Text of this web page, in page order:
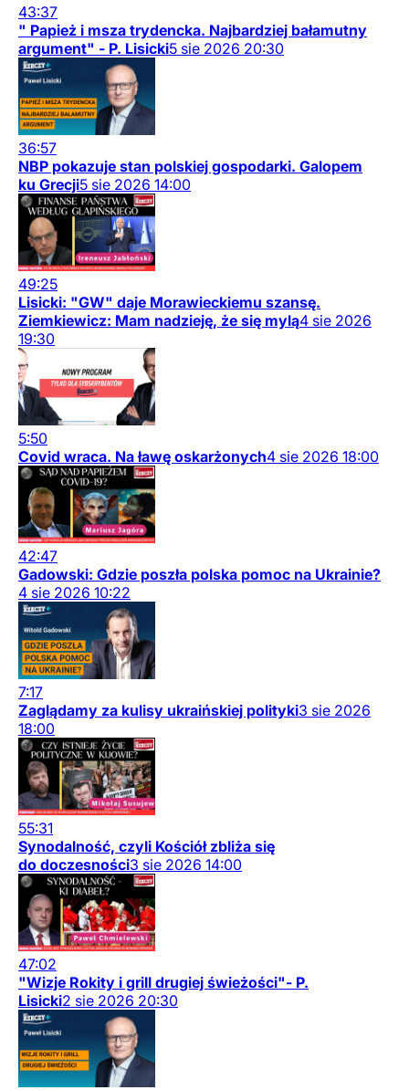
43:37
" Papież i msza trydencka. Najbardziej bałamutny
argument" - P. Lisicki5 sie 2026 20:30
36:57
NBP pokazuje stan polskiej gospodarki. Galopem
ku Grecji5 sie 2026 14:00
49:25
Lisicki: "GW" daje Morawieckiemu szansę.
Ziemkiewicz: Mam nadzieję, że się mylą4 sie 2026
19:30
5:50
Covid wraca. Na ławę oskarżonych4 sie 2026 18:00
42:47
Gadowski: Gdzie poszła polska pomoc na Ukrainie?
4 sie 2026 10:22
7:17
Zaglądamy za kulisy ukraińskiej polityki3 sie 2026
18:00
55:31
Synodalność, czyli Kościół zbliża się
do doczesności3 sie 2026 14:00
47:02
"Wizje Rokity i grill drugiej świeżości"- P.
Lisicki2 sie 2026 20:30